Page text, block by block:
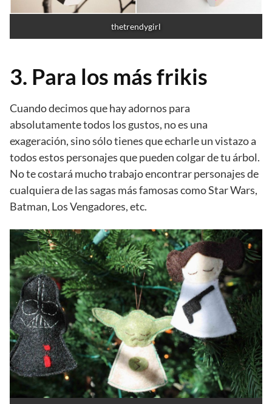
thetrendygirl
3. Para los más frikis
Cuando decimos que hay adornos para
absolutamente todos los gustos, no es una
exageración, sino sólo tienes que echarle un vistazo a
todos estos personajes que pueden colgar de tu árbol.
No te costará mucho trabajo encontrar personajes de
cualquiera de las sagas más famosas como Star Wars,
Batman, Los Vengadores, etc.